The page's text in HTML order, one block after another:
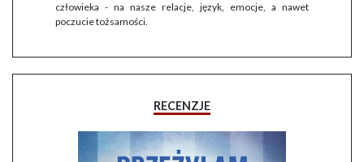
człowieka - na nasze relacje, język, emocje, a nawet
poczucie tożsamości.
RECENZJE